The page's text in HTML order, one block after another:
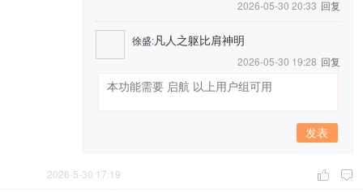
2026-05-30 20:33 回复
徐盛:凡人之躯比肩神明
2026-05-30 19:28 回复
发表
 
2026-5-30 17:19